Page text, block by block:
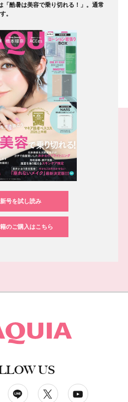
「酷暑は美容で乗り切れる！」。通常
。
号を試し読み
のご購入はこちら
US